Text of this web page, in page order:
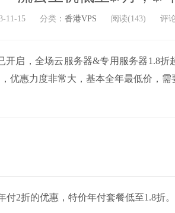
11-15 分类： 香港VPS 阅读(143) 评
开启，全场云服务器&专用服务器1.8折
优惠力度非常大，基本全年最低价，需
付2折的优惠，特价年付套餐低至1.8折。